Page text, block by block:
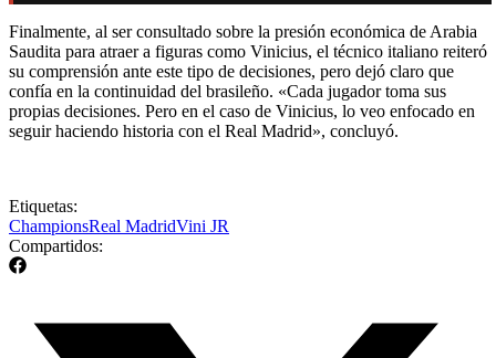
Finalmente, al ser consultado sobre la presión económica de Arabia
Saudita para atraer a figuras como Vinicius, el técnico italiano reiteró
su comprensión ante este tipo de decisiones, pero dejó claro que
confía en la continuidad del brasileño. «Cada jugador toma sus
propias decisiones. Pero en el caso de Vinicius, lo veo enfocado en
seguir haciendo historia con el Real Madrid», concluyó.
Etiquetas:
ChampionsReal MadridVini JR
Compartidos: